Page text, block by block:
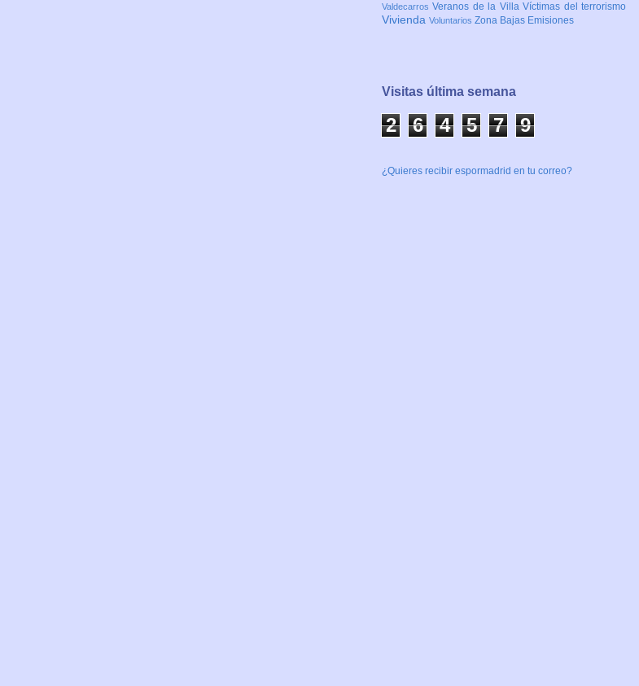
ValdecarrosVeranos de la VillaVíctimas del terrorismo
Vivienda Voluntarios Zona Bajas Emisiones
Visitas última semana
2 6 4 5 7 9
¿Quieres recibir espormadrid en tu correo?